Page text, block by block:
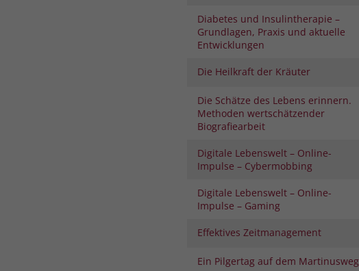
Diabetes und Insulintherapie –
Grundlagen, Praxis und aktuelle
Entwicklungen
Die Heilkraft der Kräuter
Die Schätze des Lebens erinnern.
Methoden wertschätzender
Biografiearbeit
Digitale Lebenswelt – Online-
Impulse – Cybermobbing
Digitale Lebenswelt – Online-
Impulse – Gaming
Effektives Zeitmanagement
Ein Pilgertag auf dem Martinusweg